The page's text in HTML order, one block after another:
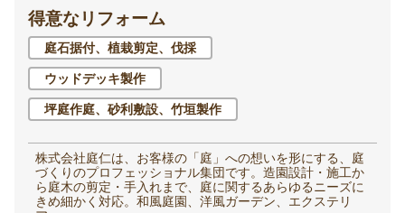
得意なリフォーム
庭石据付、植栽剪定、伐採
ウッドデッキ製作
坪庭作庭、砂利敷設、竹垣製作
株式会社庭仁は、お客様の「庭」への想いを形にする、庭
づくりのプロフェッショナル集団です。造園設計・施工か
ら庭木の剪定・手入れまで、庭に関するあらゆるニーズに
きめ細かく対応。和風庭園、洋風ガーデン、エクステリ